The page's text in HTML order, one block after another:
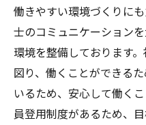
働きやすい環境づくりに
士のコミュニケーション
環境を整備しております
図り、働くことができる
いるため、安心して働く
員登用制度があるため、